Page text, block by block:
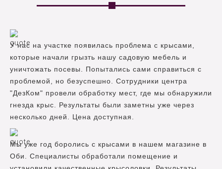
У нас на участке появилась проблема с крысами,
которые начали грызть нашу садовую мебель и
уничтожать посевы. Попытались сами справиться с
проблемой, но безуспешно. Сотрудники центра
"ДезКом" провели обработку мест, где мы обнаружили
гнезда крыс. Результаты были заметны уже через
несколько дней. Цена доступная.
Мы уже год боролись с крысами в нашем магазине в
Оби. Специалисты обработали помещение и